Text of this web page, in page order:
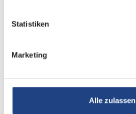
Statistiken
Marketing
Alle zulassen